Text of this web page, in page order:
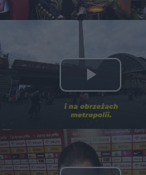
Video
Play
Video